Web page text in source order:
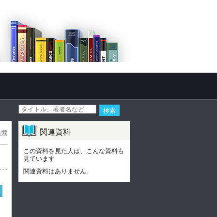
関連資料
この資料を見た人は、こんな資料も
見ています
関連資料はありません。